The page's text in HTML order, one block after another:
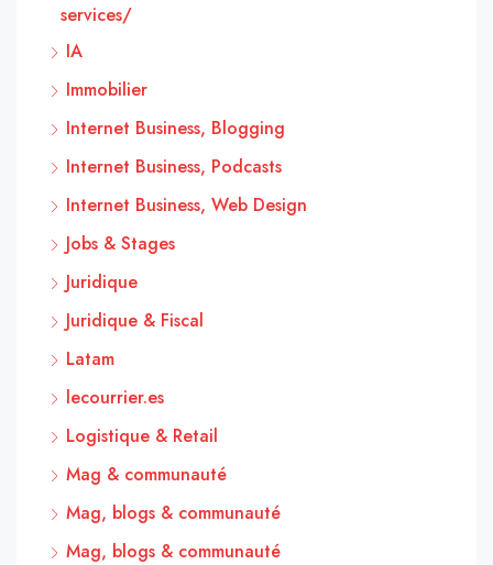
services/
IA
Immobilier
Internet Business, Blogging
Internet Business, Podcasts
Internet Business, Web Design
Jobs & Stages
Juridique
Juridique & Fiscal
Latam
lecourrier.es
Logistique & Retail
Mag & communauté
Mag, blogs & communauté
Mag, blogs & communauté